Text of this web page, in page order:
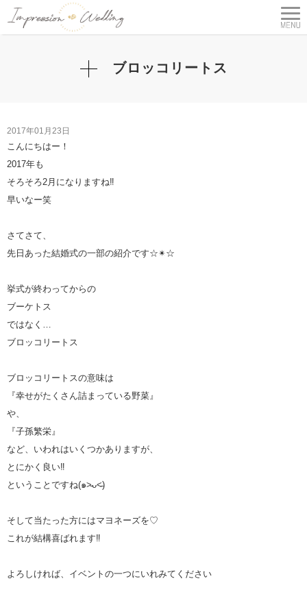
ブロッコリートス
2017年01月23日
こんにちはー！
2017年も
そろそろ2月になりますね‼︎
早いなー笑
さてさて、
先日あった結婚式の一部の紹介です☆✴︎☆
挙式が終わってからの
ブーケトス
ではなく…
ブロッコリートス
ブロッコリートスの意味は
『幸せがたくさん詰まっている野菜』
や、
『子孫繁栄』
など、いわれはいくつかありますが、
とにかく良い‼︎
ということですね(๑˃̵ᴗ˂̵)
そして当たった方にはマヨネーズを♡
これが結構喜ばれます‼︎
よろしければ、イベントの一つにいれみてください